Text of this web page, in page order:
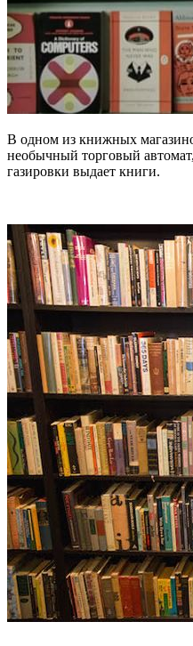
В одном из книжных
необычный торговый
газировки выдает книги.